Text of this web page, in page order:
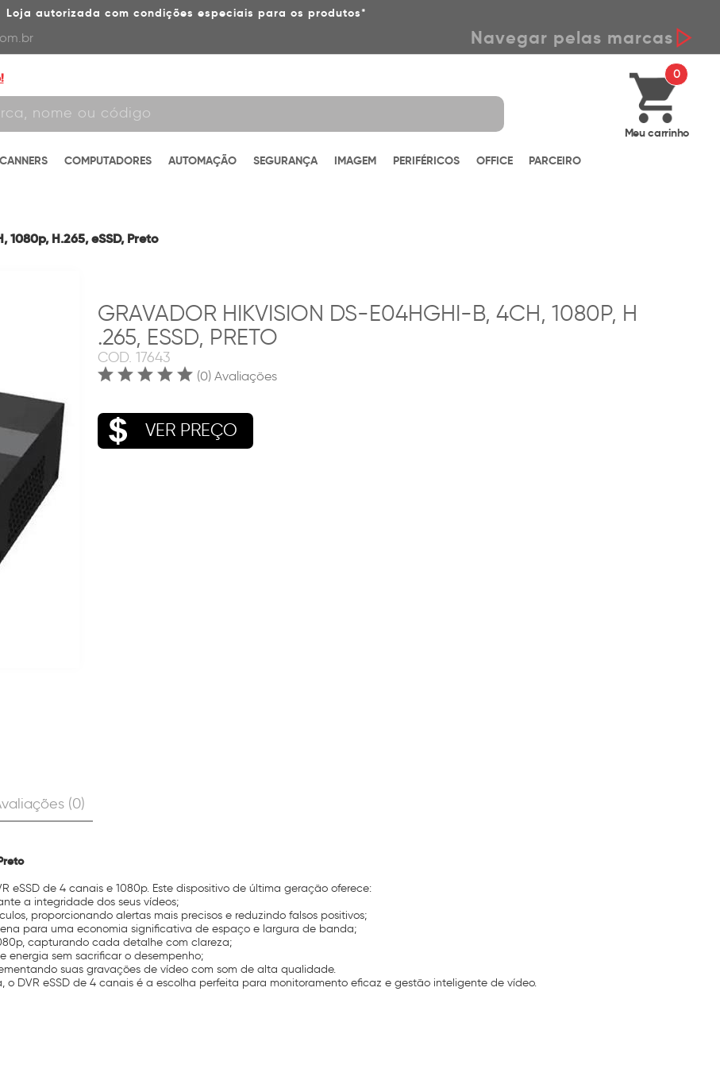
Loja autorizada com condições especiais para os produtos*
Navegar pelas marcas
0
Meu carrinho
COMPUTADORES AUTOMAÇÃO SEGURANÇA IMAGEM PERIFÉRICOS OFFICE PARCEIRO
H.265, eSSD, Preto
GRAVADOR HIKVISION DS-E04HGHI-B, 4CH, 1080P, H
.265, ESSD, PRETO
COD. 17643
(0) Avaliações
VER PREÇO
(0)
de 4 canais e 1080p. Este dispositivo de última geração oferece:
a integridade dos seus vídeos;
proporcionando alertas mais precisos e reduzindo falsos positivos;
para uma economia significativa de espaço e largura de banda;
capturando cada detalhe com clareza;
energia sem sacrificar o desempenho;
suas gravações de vídeo com som de alta qualidade.
DVR eSSD de 4 canais é a escolha perfeita para monitoramento eficaz e gestão inteligente de vídeo.